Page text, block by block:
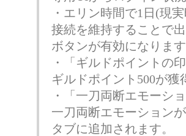
・ エリン時間で1日(現
接続を維持することで
ボタンが有効になりま
・「ギルドポイントの
ギルドポイント500が獲
・「一刀両断エモーシ
一刀両断エモーション
タブに追加されます。